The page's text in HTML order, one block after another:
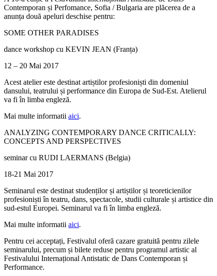
Contemporan și Perfomance, Sofia / Bulgaria are plăcerea de a
anunța două apeluri deschise pentru:
SOME OTHER PARADISES
dance workshop cu KEVIN JEAN (Franța)
12 – 20 Mai 2017
Acest atelier este destinat artiștilor profesioniști din domeniul
dansului, teatrului și performance din Europa de Sud-Est. Atelierul
va fi în limba engleză.
Mai multe informatii aici.
ANALYZING CONTEMPORARY DANCE CRITICALLY:
CONCEPTS AND PERSPECTIVES
seminar cu RUDI LAERMANS (Belgia)
18-21 Mai 2017
Seminarul este destinat studenților și artiștilor și teoreticienilor
profesioniști în teatru, dans, spectacole, studii culturale și artistice din
sud-estul Europei. Seminarul va fi în limba engleză.
Mai multe informatii aici.
Pentru cei acceptați, Festivalul oferă cazare gratuită pentru zilele
seminarului, precum și bilete reduse pentru programul artistic al
Festivalului Internațional Antistatic de Dans Contemporan și
Performance.